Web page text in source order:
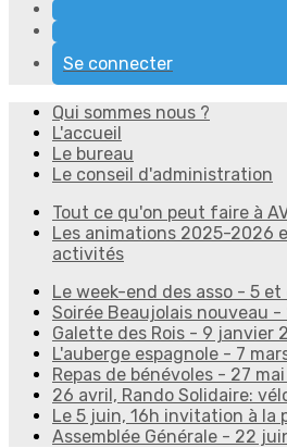
Se connecter
Qui sommes nous ?
L'accueil
Le bureau
Le conseil d'administration
Tout ce qu'on peut faire à
Les animations 2025-2026
activités
Le week-end des asso - 5
Soirée Beaujolais nouveau
Galette des Rois - 9 janvier
L'auberge espagnole - 7
Repas de bénévoles - 27
26 avril, Rando Solidaire:
Le 5 juin, 16h invitation à la
Assemblée Générale - 22